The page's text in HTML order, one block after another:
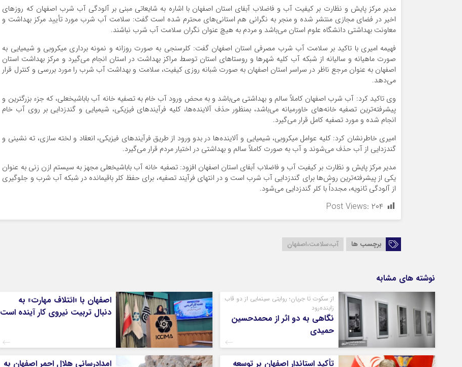
مدیر مرکز پایش و نظارت بر کیفیت آب و فاضلاب آبفای استان اصفهان با اشاره به شایعاتی مبنی بر آلودگی آب شرب اصفهان که روزهای
اخیر در فضای مجازی منتشر شده و منجر به نگرانی هم استانی‌های محترم شده است گفت: سلامت آب شرب مورد تأیید مرکز بهداشت و
معاونت بهداشتی دانشگاه علوم استان می‌باشد و مردم به هیچ عنوان نگران سلامت آب شرب نباشند.
فهیمه امیری با تاکید بر سلامت آب شرب مصرفی استان اصفهان گفت: کلرسنجی به صورت روزانه و نمونه برداری میکروبی و شیمیایی به
صورت ماهیانه و سالیانه از شبکه آب کلیه شهرها و روستاهای استان توسط مراکز بهداشت در استان انجام می‌گیرد و مرکز بهداشت استان
اصفهان به عنوان مرجع ناظر در سراسر استان اصفهان به صورت شبانه روزی کیفیت، سلامت و بهداشت آب شرب را مورد بررسی و کنترل قرار
می‌دهد.
وی تاکید کرد: آب شرب اصفهان کاملاً سالم و بهداشتی می‌باشد و به محض ورود آب خام به تصفیه خانه آب باباشیخعلی، که جزء بزرگترین و
پیشرفته‌ترین تصفیه خانه‌های خاورمیانه می‌باشد، بمنظور حذف آلاینده‌ها، کلیه فرآیندهای فیزیکی، شیمیایی و گندزدایی بر روی آب خام
انجام شده و مورد تصفیه کامل قرار می‌گیرد.
امیری خاطرنشان کرد: کلیه عوامل میکروبی، شیمیایی و آلاینده‌ها در بدو ورود از طریق فرآیندهای فیزیکی، انعقاد و لخته سازی، ته نشینی و
گندزدایی از آب حذف می‌شوند و آب به صورت کاملاً سالم و بهداشتی در اختیار مردم قرار می‌گیرد.
مدیر مرکز پایش و نظارت بر کیفیت آب و فاضلاب آبفای استان اصفهان افزود: تصفیه خانه آب باباشیخعلی مجهز به سیستم ازن زنی به عنوان
یکی از پیشرفته‌ترین روش‌ها برای گندزدایی آب شرب است و در انتهای فرآیند تصفیه، برای حفظ کلر باقیمانده در شبکه آب شرب و جلوگیری
از آلودگی ثانویه، مجدداً با کلر گندزدایی می‌شود.
Post Views: ۲۰۴
برچسب ها آب،سلامت،اصفهان
نوشته های مشابه
از سکوت تا جریان؛ روایتی سینمایی از دو قاب
زاینده‌رود
نگاهی به دو اثر از محمدحسین
حمیدی
اصفهان با «ائتلاف مهارت» به
دنبال تربیت نیروی کار آینده است
تأکید استاندار اصفهان بر توسعه امدادرسانی هلال احمر اصفهان به